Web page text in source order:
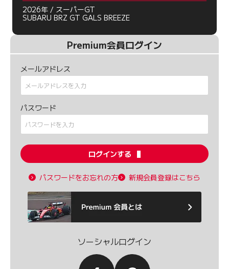
2026年 / スーパーGT
SUBARU BRZ GT GALS BREEZE
Premium会員ログイン
メールアドレス
パスワード
ログインする
パスワードをお忘れの方 新規会員登録はこちら
ソーシャルログイン